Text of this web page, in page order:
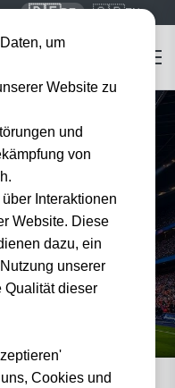
🇩🇪DE 🇬🇧EN
2026/27
und Copa del Rey. Erleben Sie
live.
um
Website zu
und
von
Interaktionen
Website. Diese
dazu, ein
unserer
Qualität dieser
Cookies und